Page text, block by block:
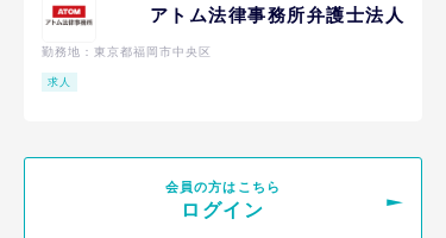
アトム法律事務所弁護士法人
勤務地：東京都福岡市中央区
求人
ログイン